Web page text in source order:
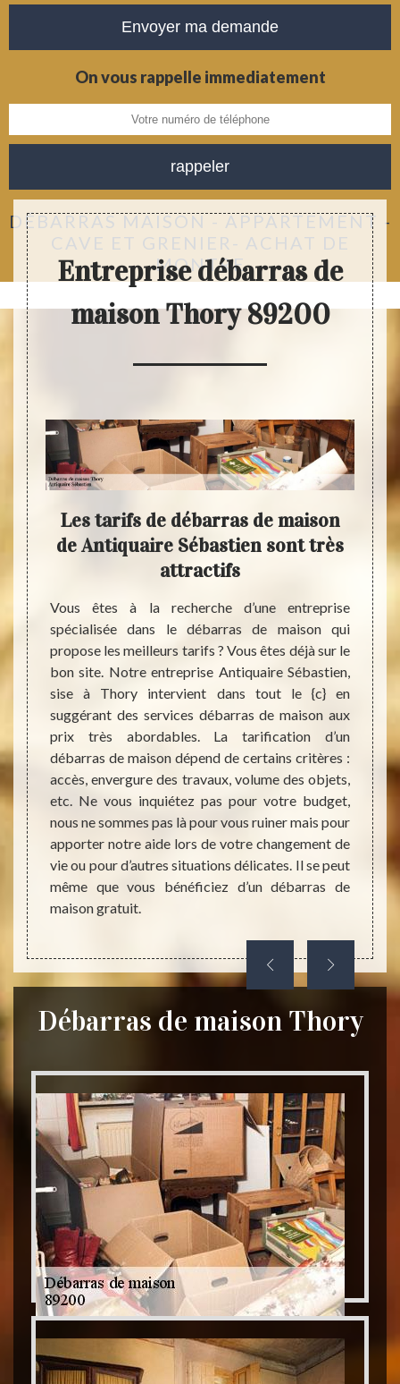
On vous rappelle immediatement
DÉBARRAS MAISON - APPARTEMENT -
CAVE ET GRENIER- ACHAT DE
MONTRE
Entreprise débarras de
maison Thory 89200
de
de
En
qui
de la
donc
le
Les tarifs de débarras de maison
de Antiquaire Sébastien sont très
attractifs
Vous êtes à la recherche d’une entreprise
spécialisée dans le débarras de maison qui
propose les meilleurs tarifs ? Vous êtes déjà sur le
bon site. Notre entreprise Antiquaire Sébastien,
sise à Thory intervient dans tout le {c} en
suggérant des services débarras de maison aux
prix très abordables. La tarification d’un
débarras de maison dépend de certains critères :
accès, envergure des travaux, volume des objets,
etc. Ne vous inquiétez pas pour votre budget,
nous ne sommes pas là pour vous ruiner mais pour
apporter notre aide lors de votre changement de
vie ou pour d’autres situations délicates. Il se peut
même que vous bénéficiez d’un débarras de
maison gratuit.
Si
ses
très
sera
coût
de
nos
si la
cas,
de
Débarras de maison Thory